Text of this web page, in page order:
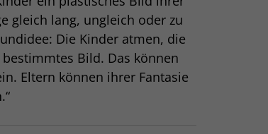
gleich lang, ungleich oder zu
Die Kinder atmen, die
Bild. Das können
Eltern können ihrer Fantasie